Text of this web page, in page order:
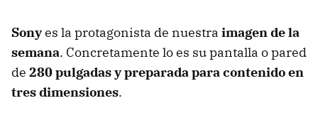
Sonyes la protagonista de nuestra imagen de la
semana. Concretamente lo es su pantalla o pared
de 280 pulgadas y preparada para contenido en
tres dimensiones.